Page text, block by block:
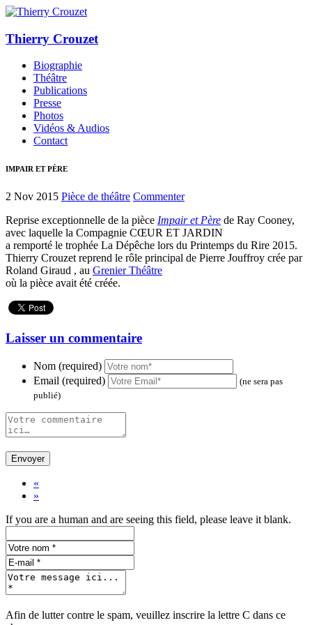
Thierry Crouzet
Biographie
Théâtre
Publications
Presse
Photos
Vidéos & Audios
Contact
IMPAIR ET PÈRE
2 Nov 2015 Pièce de théâtre Commenter
Reprise exceptionnelle de la pièce Impair et Père de Ray Cooney,
avec laquelle la Compagnie CŒUR ET JARDIN
a remporté le trophée La Dépêche lors du Printemps du Rire 2015.
Thierry Crouzet reprend le rôle principal de Pierre Jouffroy crée par
Roland Giraud , au Grenier Théâtre
où la pièce avait été créée.
Laisser un commentaire
Nom (required)
Email (required)
(ne sera pas
publié)
«
»
If you are a human and are seeing this field, please leave it blank.
Afin de lutter contre le spam, veuillez inscrire la lettre C dans ce